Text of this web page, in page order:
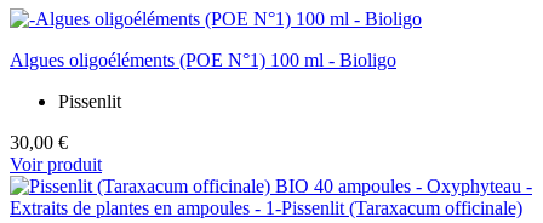
Algues oligoéléments (POE N°1) 100 ml - Bioligo
Pissenlit
30,00 €
Voir produit